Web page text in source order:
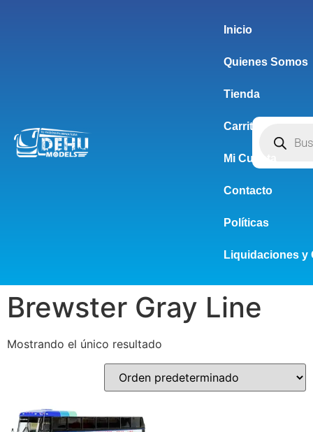
Inicio
Quienes Somos
Tienda
Carrito
Mi Cuenta
Contacto
Políticas
Liquidaciones y
Brewster Gray Line
Mostrando el único resultado